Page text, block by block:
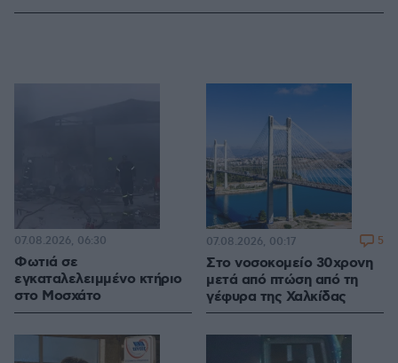
Φωτιά σε
εγκαταλελειμμένο κτήριο
στο Μοσχάτο
07.08.2026, 06:30
Στο νοσοκομείο 30χρονη
μετά από πτώση από τη
γέφυρα της Χαλκίδας
07.08.2026, 00:17 5